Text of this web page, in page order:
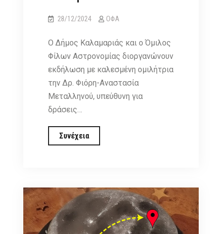
28/12/2024 ΟΦΑ
Ο Δήμος Καλαμαριάς και ο Όμιλος
Φίλων Αστρονομίας διοργανώνουν
εκδήλωση με καλεσμένη ομιλήτρια
την Δρ. Φιόρη-Αναστασία
Μεταλληνού, υπεύθυνη για
δράσεις…
ΣυνέχειαΕξερευνώντας
τον
Διαστήματος.
Ένας
διάλογος
μεταξύ